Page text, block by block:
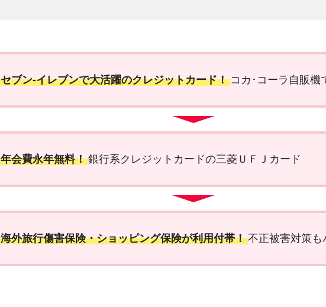
セブン‐イレブンで大活躍のクレジットカード！ コカ･コーラ自販機
年会費永年無料！ 銀行系クレジットカードの三菱ＵＦＪカード
海外旅行傷害保険・ショッピング保険が利用付帯！ 不正被害対策も